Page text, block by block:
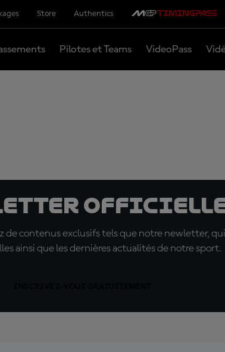
Store Authentics
Pilotes et Teams VideoPass
officielle
contenus exclusifs tels que notre newletter,
ainsi que les dernières actualités de notre sport.